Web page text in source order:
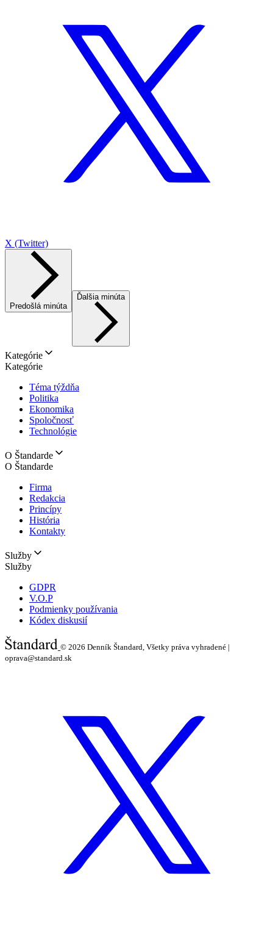
X (Twitter)
Predošlá minúta
Ďalšia minúta
Kategórie
Kategórie
Téma týždňa
Politika
Ekonomika
Spoločnosť
Technológie
O Štandarde
O Štandarde
Firma
Redakcia
Princípy
História
Kontakty
Služby
Služby
GDPR
V.O.P
Podmienky používania
Kódex diskusií
© 2026 Denník Štandard, Všetky práva vyhradené |
oprava@standard.sk